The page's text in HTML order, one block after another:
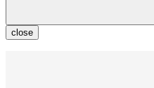
close